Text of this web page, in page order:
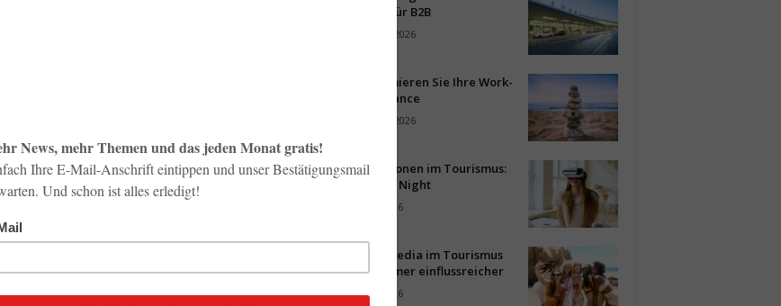
Businessreisende
Redaktion - 8. März 2022 0
Dienstreisen und Pendeln gehören für viele
enormen Zeitpuffer. Auch wenn...
Folgen für B2B
4. August 2026
So optimieren Sie Ihre Work-
Life-Balance
3. August 2026
Innovationen im Tourismus:
Start-up Night
31. Juli 2026
Social Media im Tourismus
wird immer einflussreicher
30. Juli 2026